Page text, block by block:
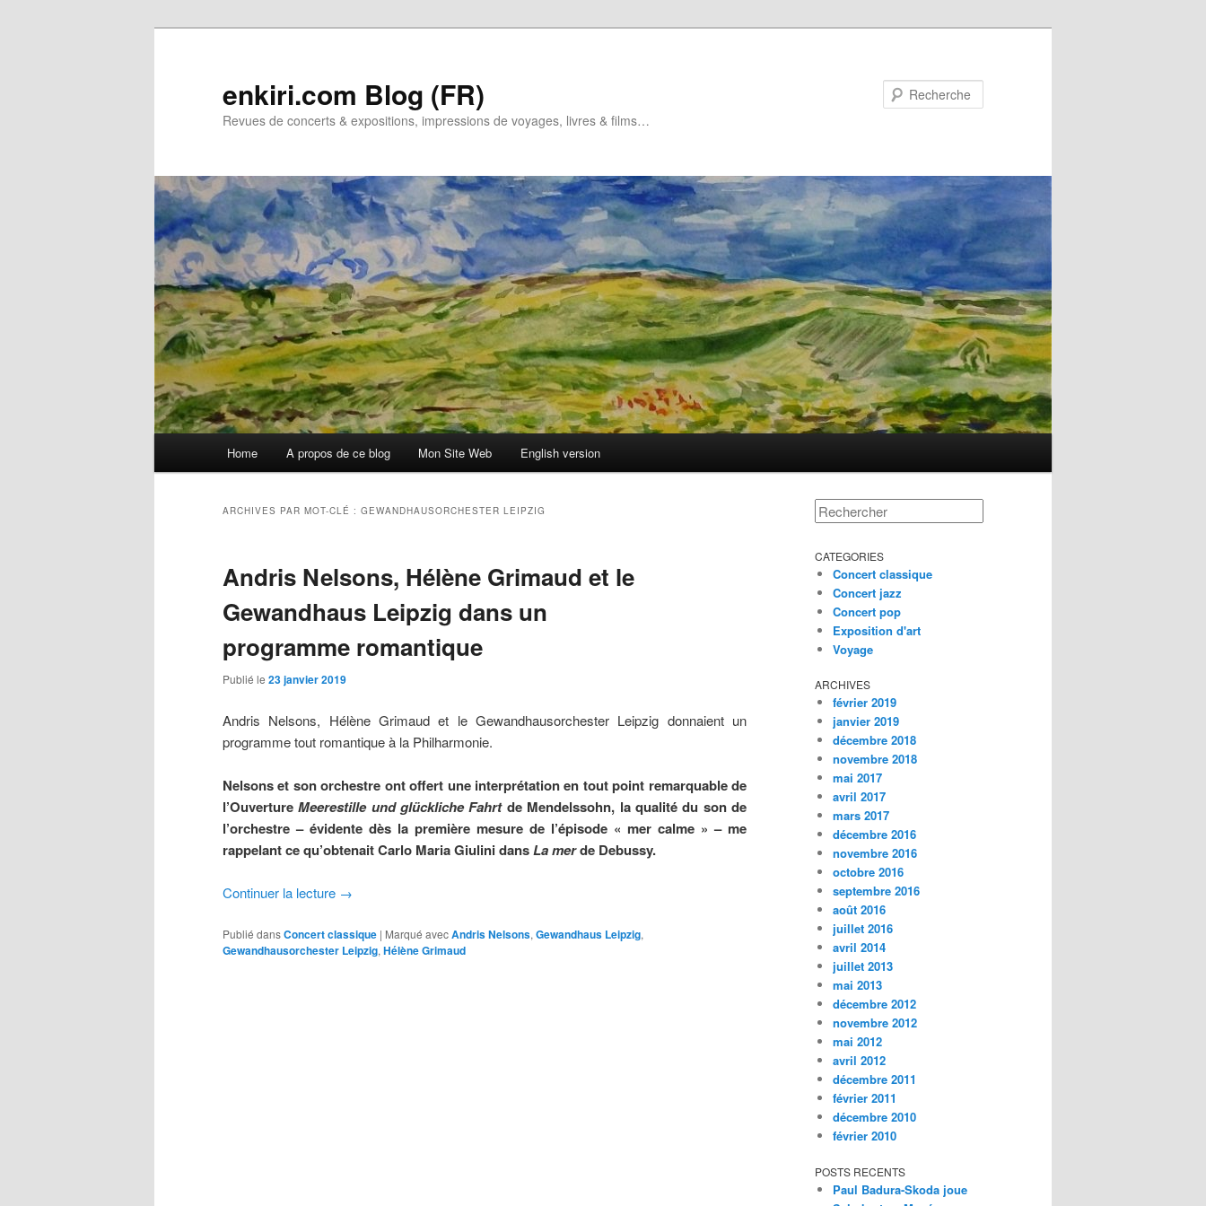
enkiri.com Blog (FR)
Revues de concerts & expositions, impressions de voyages, livres & films…
Home A propos de ce blog Mon Site Web English version
ARCHIVES PAR MOT-CLÉ : GEWANDHAUSORCHESTER LEIPZIG
Andris Nelsons, Hélène Grimaud et le
Gewandhaus Leipzig dans un
programme romantique
Publié le 23 janvier 2019
Andris Nelsons, Hélène Grimaud et le Gewandhausorchester Leipzig donnaient un
programme tout romantique à la Philharmonie.
Nelsons et son orchestre ont offert une interprétation en tout point remarquable de
l’OuvertureMeerestille und glückliche Fahrtde Mendelssohn, la qualité du son de
l’orchestre – évidente dès la première mesure de l’épisode « mer calme » – me
rappelant ce qu’obtenait Carlo Maria Giulini dansLa merde Debussy.
Continuer la lecture →
Publié dansConcert classique | Marqué avecAndris Nelsons, Gewandhaus Leipzig,
Gewandhausorchester Leipzig, Hélène Grimaud
Rechercher
CATEGORIES
Concert classique
Concert jazz
Concert pop
Exposition d'art
Voyage
ARCHIVES
février 2019
janvier 2019
décembre 2018
novembre 2018
mai 2017
avril 2017
mars 2017
décembre 2016
novembre 2016
octobre 2016
septembre 2016
août 2016
juillet 2016
avril 2014
juillet 2013
mai 2013
décembre 2012
novembre 2012
mai 2012
avril 2012
décembre 2011
février 2011
décembre 2010
février 2010
POSTS RECENTS
Paul Badura-Skoda joue